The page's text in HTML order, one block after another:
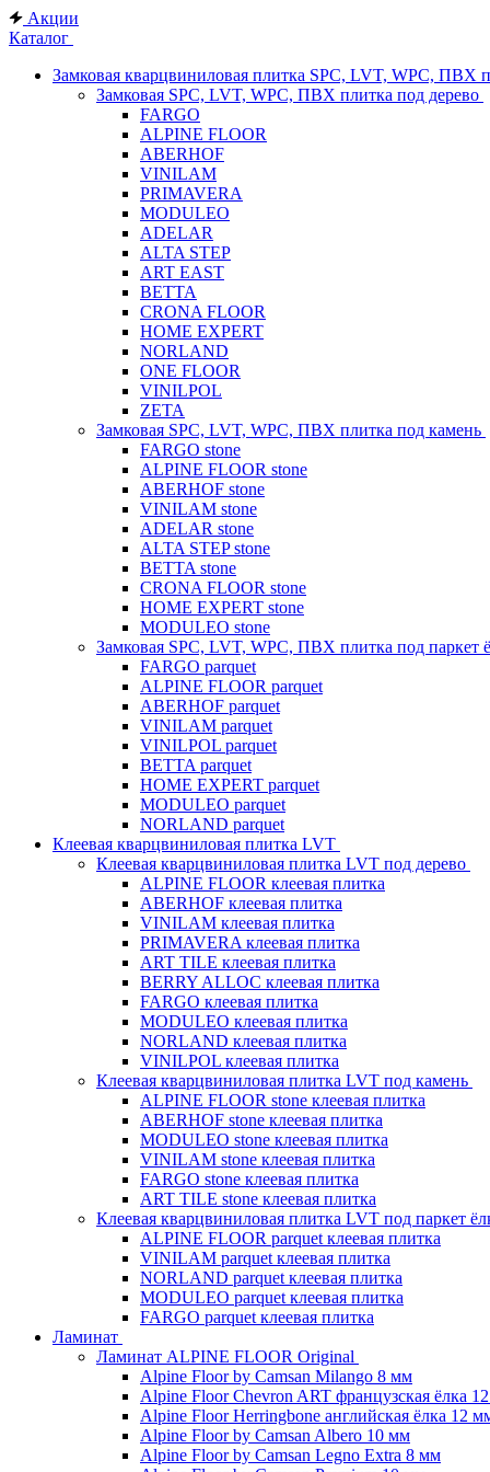
Акции
Каталог
Замковая кварцвиниловая плитка SPC, LVT, WPC, ПВХ
Замковая SPC, LVT, WPC, ПВХ плитка под дерево
FARGO
ALPINE FLOOR
ABERHOF
VINILAM
PRIMAVERA
MODULEO
ADELAR
ALTA STEP
ART EAST
BETTA
CRONA FLOOR
HOME EXPERT
NORLAND
ONE FLOOR
VINILPOL
ZETA
Замковая SPC, LVT, WPC, ПВХ плитка под камень
FARGO stone
ALPINE FLOOR stone
ABERHOF stone
VINILAM stone
ADELAR stone
ALTA STEP stone
BETTA stone
CRONA FLOOR stone
HOME EXPERT stone
MODULEO stone
Замковая SPC, LVT, WPC, ПВХ плитка под паркет
FARGO parquet
ALPINE FLOOR parquet
ABERHOF parquet
VINILAM parquet
VINILPOL parquet
BETTA parquet
HOME EXPERT parquet
MODULEO parquet
NORLAND parquet
Клеевая кварцвиниловая плитка LVT
Клеевая кварцвиниловая плитка LVT под дерево
ALPINE FLOOR клеевая плитка
ABERHOF клеевая плитка
VINILAM клеевая плитка
PRIMAVERA клеевая плитка
ART TILE клеевая плитка
BERRY ALLOC клеевая плитка
FARGO клеевая плитка
MODULEO клеевая плитка
NORLAND клеевая плитка
VINILPOL клеевая плитка
Клеевая кварцвиниловая плитка LVT под камень
ALPINE FLOOR stone клеевая плитка
ABERHOF stone клеевая плитка
MODULEO stone клеевая плитка
VINILAM stone клеевая плитка
FARGO stone клеевая плитка
ART TILE stone клеевая плитка
Клеевая кварцвиниловая плитка LVT под паркет
ALPINE FLOOR parquet клеевая плитка
VINILAM parquet клеевая плитка
NORLAND parquet клеевая плитка
MODULEO parquet клеевая плитка
FARGO parquet клеевая плитка
Ламинат
Ламинат ALPINE FLOOR Original
Alpine Floor by Camsan Milango 8 мм
Alpine Floor Chevron ART французская ёлка
Alpine Floor Herringbone английская ёлка 12
Alpine Floor by Camsan Albero 10 мм
Alpine Floor by Camsan Legno Extra 8 мм